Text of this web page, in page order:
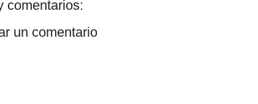
comentarios:
un comentario